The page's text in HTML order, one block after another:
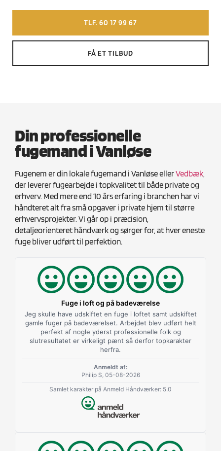
TLF. 60 17 99 67
FÅ ET TILBUD
Din professionelle
fugemand i Vanløse
Fugenem er din lokale fugemand i Vanløse ellerVedbæk
der leverer fugearbejde i topkvalitet til både private og
erhverv. Med mere end 10 års erfaring i branchen har vi
håndteret alt fra små opgaver i private hjem til større
erhvervsprojekter. Vi går op i præcision,
detaljeorienteret håndværk og sørger for, at hver eneste
fuge bliver udført til perfektion.
Fuge i loft og på badeværelse
Jeg skulle have udskiftet en fuge i loftet samt udskiftet
gamle fuger på badeværelset. Arbejdet blev udført helt
perfekt af nogle yderst professionelle folk og
slutresultatet er virkeligt pænt så derfor topkarakter
herfra.
Anmeldt af:
Philip S, 05-08-2026
Samlet karakter på Anmeld Håndværker: 5.0